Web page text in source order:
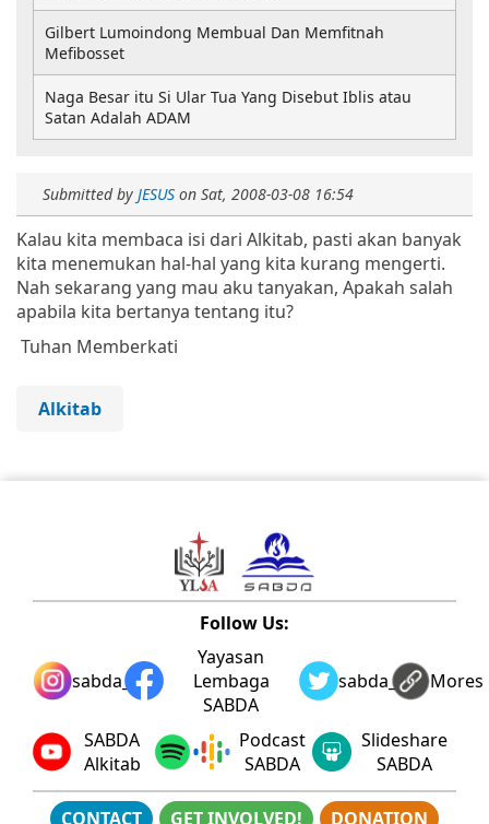
Submitted by JESUS on Sat, 2008-03-08 16:54
Kalau kita membaca isi dari Alkitab, pasti akan banyak
kita menemukan hal-hal yang kita kurang mengerti.
Nah sekarang yang mau aku tanyakan, Apakah salah
apabila kita bertanya tentang itu?
Tuhan Memberkati
Alkitab
Gilbert Lumoindong Membual Dan Memfitnah
Mefibosset
Naga Besar itu Si Ular Tua Yang Disebut Iblis atau
Satan Adalah ADAM
Follow Us:
sabda_ylsa
Yayasan
Lembaga
SABDA
sabda_ylsaMores
SABDA
Alkitab
Podcast
SABDA
Slideshare
SABDA
CONTACT GET INVOLVED! DONATION